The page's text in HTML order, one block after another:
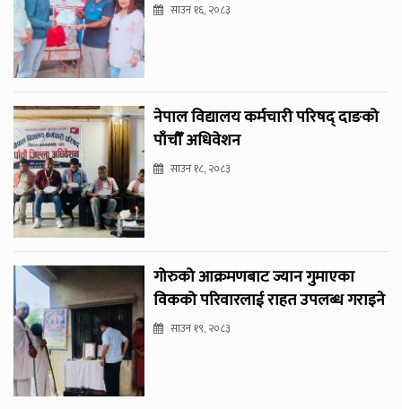
साउन १६, २०८३
नेपाल विद्यालय कर्मचारी परिषद् दाङको
पाँचौँ अधिवेशन
साउन १८, २०८३
गोरुको आक्रमणबाट ज्यान गुमाएका
विकको परिवारलाई राहत उपलब्ध गराइने
साउन १९, २०८३